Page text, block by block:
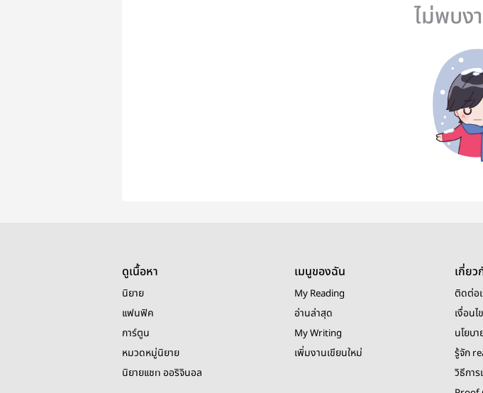
ไม่พบง
ดูเนื้อหา
นิยาย
แฟนฟิค
การ์ตูน
หมวดหมู่นิยาย
นิยายแชท ออริจินอล
เมนูของฉัน
My Reading
อ่านล่าสุด
My Writing
เพิ่มงานเขียนใหม่
เกี่ยว
ติดต่อ
เงื่อนไ
นโยบ
รู้จัก
วิธีกา